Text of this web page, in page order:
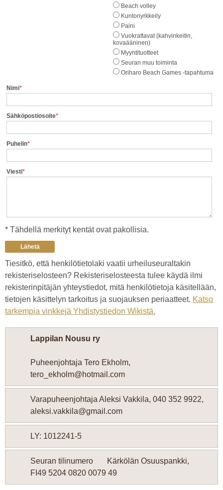
Beach volley
Kuntonyrkkeily
Paini
Vuokrattavat (kahvinkeitin,
kovaääninen)
Myyntituotteet
Seuran muu toiminta
Oriharo Beach Games -tapahtuma
Nimi*
Sähköpostiosoite*
Puhelin*
Viesti*
* Tähdellä merkityt kentät ovat pakollisia.
Tiesitkö, että henkilötietolaki vaatii urheiluseuraltakin
rekisteriselosteen? Rekisteriselosteesta tulee käydä ilmi
rekisterinpitäjän yhteystiedot, mitä henkilötietoja käsitellään,
tietojen käsittelyn tarkoitus ja suojauksen periaatteet. Katso
tarkempia vinkkejä Yhdistystiedon Wikistä.
Lappilan Nousu ry
Puheenjohtaja Tero Ekholm,
tero_ekholm@hotmail.com
Varapuheenjohtaja Aleksi Vakkila, 040 352 9922,
aleksi.vakkila@gmail.com
LY: 1012241-5
Seuran tilinumero Kärkölän Osuuspankki,
FI49 5204 0820 0079 49